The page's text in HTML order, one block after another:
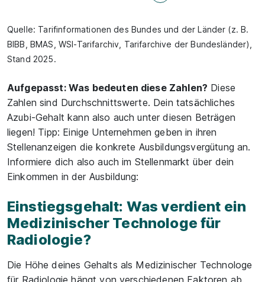
Quelle: Tarifinformationen des Bundes und der Länder (z. B.
BIBB, BMAS, WSI-Tarifarchiv, Tarifarchive der Bundesländer),
Stand 2025.
Aufgepasst: Was bedeuten diese Zahlen? Diese
Zahlen sind Durchschnittswerte. Dein tatsächliches
Azubi-Gehalt kann also auch unter diesen Beträgen
liegen! Tipp: Einige Unternehmen geben in ihren
Stellenanzeigen die konkrete Ausbildungsvergütung an.
Informiere dich also auch im Stellenmarkt über dein
Einkommen in der Ausbildung:
Einstiegsgehalt: Was verdient ein
Medizinischer Technologe für
Radiologie?
Die Höhe deines Gehalts als Medizinischer Technologe
für Radiologie hängt von verschiedenen Faktoren ab.